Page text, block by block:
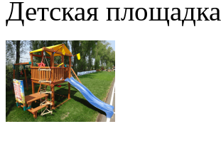
Детская площадка